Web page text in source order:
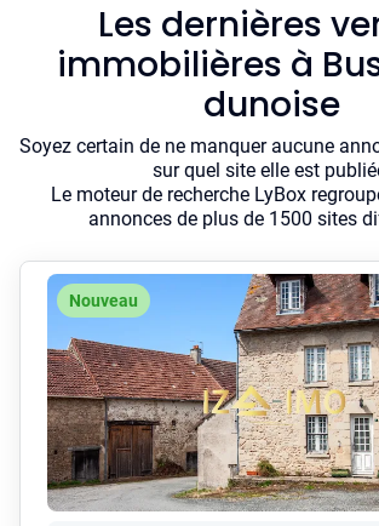
Les dernières
immobilières à
dunoise
Soyez certain de ne manquer aucune
sur quel site elle est
Le moteur de recherche LyBox
annonces de plus de 1500 sites
Nouveau